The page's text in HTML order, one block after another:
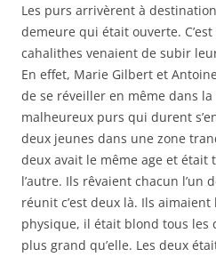
Les purs arrivèrent à
demeure qui était ouverte.
cahalithes venaient de subir
En effet, Marie Gilbert et
de se réveiller en même dans
malheureux purs qui durent
deux jeunes dans une zone
deux avait le même age et était
l’autre. Ils rêvaient chacun l’un
réunit c’est deux là. Ils
physique, il était blond tous les
plus grand qu’elle. Les deux